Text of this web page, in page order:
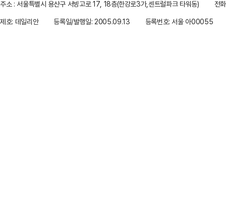
주소 : 서울특별시 용산구 서빙고로 17, 18층(한강로3가,센트럴파크 타워동)
전
제호: 데일리안
등록일/발행일: 2005.09.13 등록번호: 서울 아00055